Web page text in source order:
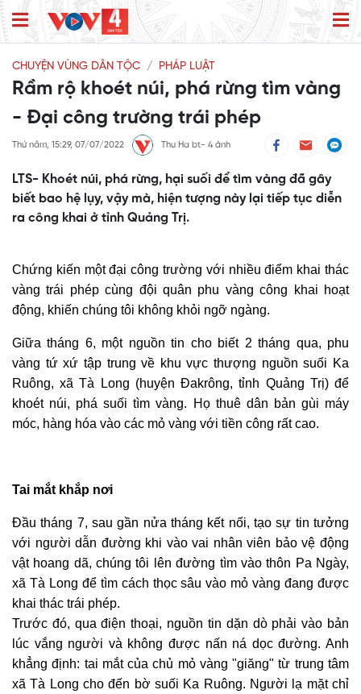
CHUYỆN VÙNG DÂN TỘC PHÁP LUẬT
Rầm rộ khoét núi, phá rừng tìm vàng
- Đại công trường trái phép
Thứ năm, 15:29, 07/07/2022 Thu Ha bt- 4 ảnh
LTS- Khoét núi, phá rừng, hại suối để tìm vàng đã gây
biết bao hệ lụy, vậy mà, hiện tượng này lại tiếp tục diễn
ra công khai ở tỉnh Quảng Trị.
Chứng kiến một đại công trường với nhiều điểm khai thác
vàng trái phép cùng đội quân phu vàng công khai hoạt
động, khiến chúng tôi không khỏi ngỡ ngàng.
Giữa tháng 6, một nguồn tin cho biết 2 tháng qua, phu
vàng tứ xứ tập trung về khu vực thượng nguồn suối Ka
Ruông, xã Tà Long (huyện Đakrông, tỉnh Quảng Trị) để
khoét núi, phá suối tìm vàng. Họ thuê dân bản gùi máy
móc, hàng hóa vào các mỏ vàng với tiền công rất cao.
Tai mắt khắp nơi
Đầu tháng 7, sau gần nửa tháng kết nối, tạo sự tin tưởng
với người dẫn đường khi vào vai nhân viên bảo vệ động
vật hoang dã, chúng tôi lên đường tìm vào thôn Pa Ngày,
xã Tà Long để tìm cách thọc sâu vào mỏ vàng đang được
khai thác trái phép.
Trước đó, qua điện thoại, nguồn tin dặn dò phải vào bản
lúc vắng người và không được nấn ná dọc đường. Anh
khẳng định: tai mắt của chủ mỏ vàng "giăng" từ trung tâm
xã Tà Long cho đến bờ suối Ka Ruông. Người lạ mặt chỉ